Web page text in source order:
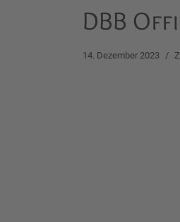
DBB
14. Dezember 2023